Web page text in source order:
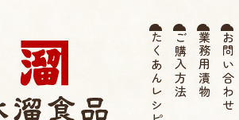
たくあんレシピご購入方法業務用漬物お問い合わせ